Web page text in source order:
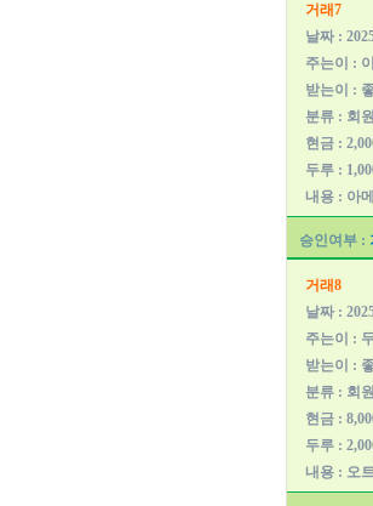
거래7
날짜 :
주는이 :
받는이 :
분류 : 회
현금 :
두루 :
내용 : 아
승인여부 :
거래8
날짜 :
주는이 :
받는이 :
분류 : 회
현금 :
두루 :
내용 : 오